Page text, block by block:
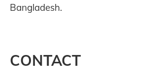
Bangladesh.
CONTACT